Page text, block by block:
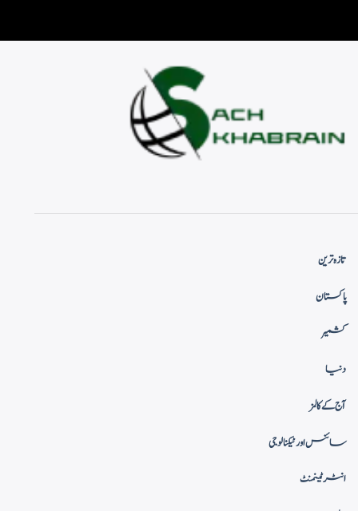
تازہ ترین
پاکستان
کشمیر
دنیا
آج کے کالمز
سائنس اور ٹیکنالوجی
انٹرٹینمنٹ